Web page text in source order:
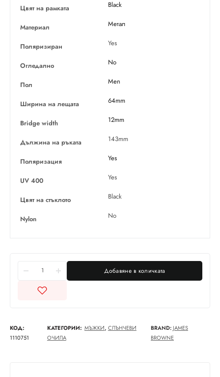
Цвят на рамката Black
Материал Метал
Поляризиран Yes
Огледално No
Пол Men
Ширина на лещата 64mm
Bridge width 12mm
Дължина на ръката 143mm
Поляризация Yes
UV 400 Yes
Цвят на стъклото Black
Nylon No
Добавяне в количката
КОД:
1110751
КАТЕГОРИИ: МЪЖКИ, СЛЪНЧЕВИ
ОЧИЛА
BRAND: JAMES
BROWNE